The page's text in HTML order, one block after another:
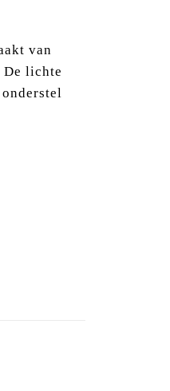
van
lichte